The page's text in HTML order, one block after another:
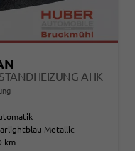
AHK
Metallic
km